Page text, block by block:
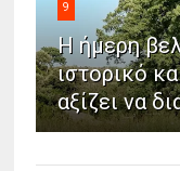
9
Η ήμερη
ιστορικό
αξίζει να